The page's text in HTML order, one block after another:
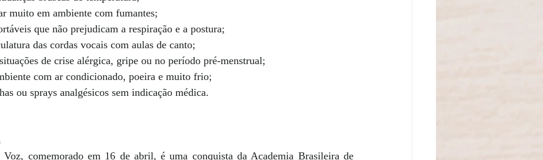
muito em ambiente com fumantes;
que não prejudicam a respiração e a postura;
das cordas vocais com aulas de canto;
de crise alérgica, gripe ou no período pré-menstrual;
com ar condicionado, poeira e muito frio;
ou sprays analgésicos sem indicação médica.
comemorado em 16 de abril, é uma conquista da Academia Brasileira de